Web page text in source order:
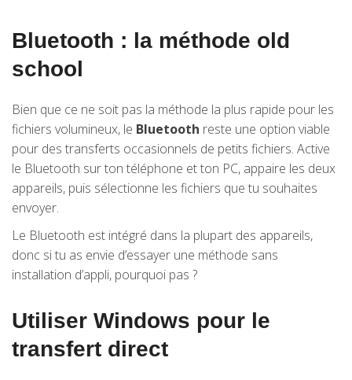
Bluetooth : la méthode old
school
Bien que ce ne soit pas la méthode la plus rapide pour les
fichiers volumineux, le Bluetooth reste une option viable
pour des transferts occasionnels de petits fichiers. Active
le Bluetooth sur ton téléphone et ton PC, appaire les deux
appareils, puis sélectionne les fichiers que tu souhaites
envoyer.
Le Bluetooth est intégré dans la plupart des appareils,
donc si tu as envie d’essayer une méthode sans
installation d’appli, pourquoi pas ?
Utiliser Windows pour le
transfert direct